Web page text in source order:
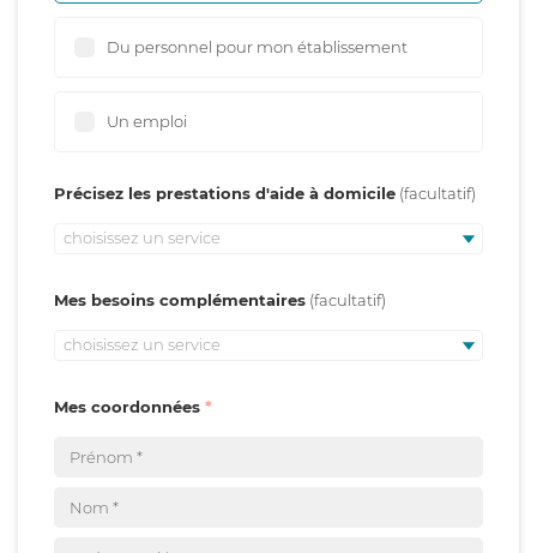
Du personnel pour mon établissement
Un emploi
Précisez les prestations d'aide à domicile
choisissez un service
Mes besoins complémentaires
choisissez un service
Mes coordonnées